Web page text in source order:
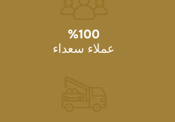
100
%
عملاء سعداء